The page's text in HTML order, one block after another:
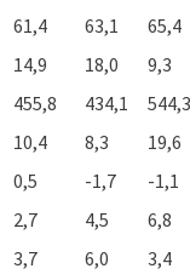
61,4 63,1 65,4
14,9 18,0 9,3
455,8 434,1 544,3
10,4 8,3 19,6
0,5 -1,7 -1,1
2,7 4,5 6,8
3,7 6,0 3,4